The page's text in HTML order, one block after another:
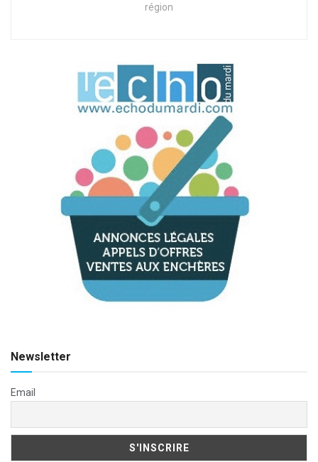
région
Newsletter
Email